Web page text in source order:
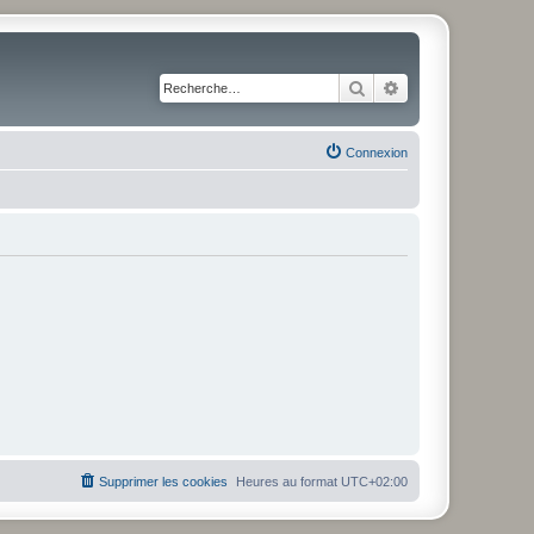
Rechercher
Connexion
Heures au format UTC+02:00
Supprimer les cookies